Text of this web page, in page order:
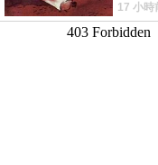
驚世
17 小時